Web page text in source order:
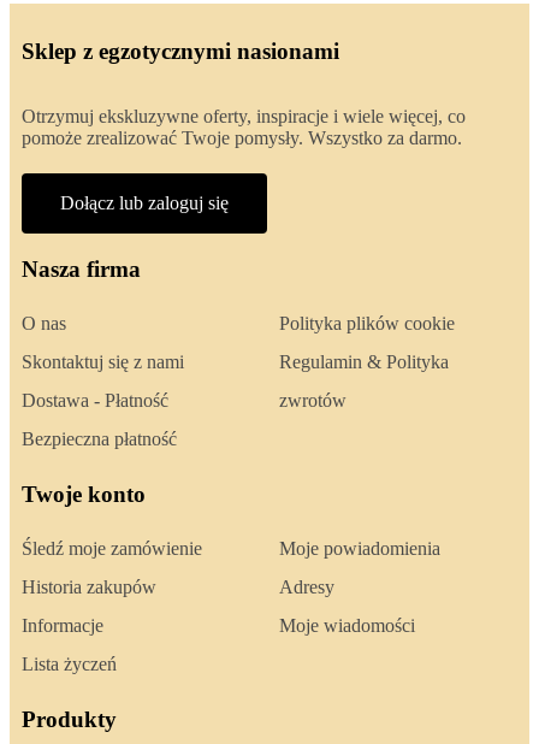
Sklep z egzotycznymi nasionami
Otrzymuj ekskluzywne oferty, inspiracje i wiele więcej, co
pomoże zrealizować Twoje pomysły. Wszystko za darmo.
Dołącz lub zaloguj się
Nasza firma
O nas
Skontaktuj się z nami
Dostawa - Płatność
Bezpieczna płatność
Polityka plików cookie
Regulamin & Polityka
zwrotów
Twoje konto
Śledź moje zamówienie
Historia zakupów
Informacje
Lista życzeń
Moje powiadomienia
Adresy
Moje wiadomości
Produkty